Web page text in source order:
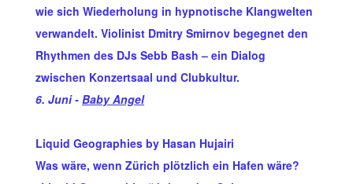
wie sich Wiederholung in hypnotische Klangwelten
verwandelt. Violinist Dmitry Smirnov begegnet den
Rhythmen des DJs Sebb Bash – ein Dialog
zwischen Konzertsaal und Clubkultur.
6. Juni - Baby Angel
Liquid Geographies by Hasan Hujairi
Was wäre, wenn Zürich plötzlich ein Hafen wäre?